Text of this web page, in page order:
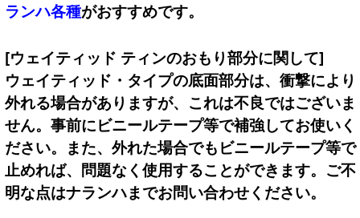
ランハ各種がおすすめです。
[ウェイティッド ティンのおもり部分に関して]
ウェイティッド・タイプの底面部分は、衝撃により
外れる場合がありますが、これは不良ではございま
せん。事前にビニールテープ等で補強してお使いく
ださい。また、外れた場合でもビニールテープ等で
止めれば、問題なく使用することができます。ご不
明な点はナランハまでお問い合わせください。